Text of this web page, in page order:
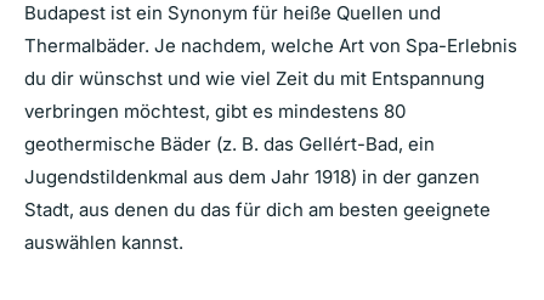
Budapest ist ein Synonym für heiße Quellen und
Thermalbäder. Je nachdem, welche Art von Spa-Erlebnis
du dir wünschst und wie viel Zeit du mit Entspannung
verbringen möchtest, gibt es mindestens 80
geothermische Bäder (z. B. das Gellért-Bad, ein
Jugendstildenkmal aus dem Jahr 1918) in der ganzen
Stadt, aus denen du das für dich am besten geeignete
auswählen kannst.